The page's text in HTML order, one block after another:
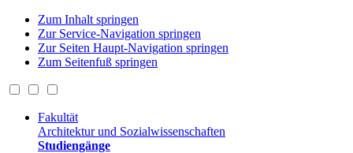
Zum Inhalt springen
Zur Service-Navigation springen
Zur Seiten Haupt-Navigation springen
Zum Seitenfuß springen
Fakultät
Architektur und Sozialwissenschaften
Studiengänge